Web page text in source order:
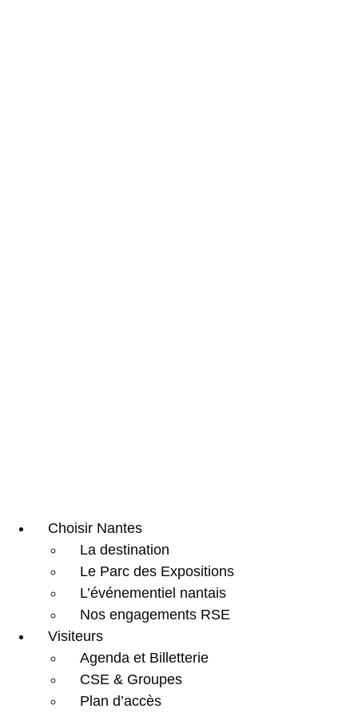
Choisir Nantes
La destination
Le Parc des Expositions
L’événementiel nantais
Nos engagements RSE
Visiteurs
Agenda et Billetterie
CSE & Groupes
Plan d’accès